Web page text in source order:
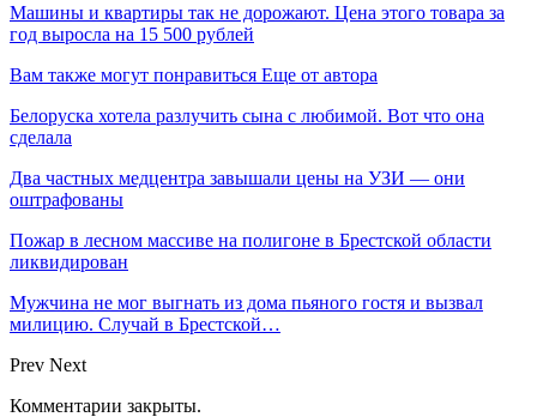
Машины и квартиры так не дорожают. Цена этого товара за
год выросла на 15 500 рублей
Вам также могут понравиться Еще от автора
Белоруска хотела разлучить сына с любимой. Вот что она
сделала
Два частных медцентра завышали цены на УЗИ — они
оштрафованы
Пожар в лесном массиве на полигоне в Брестской области
ликвидирован
Мужчина не мог выгнать из дома пьяного гостя и вызвал
милицию. Случай в Брестской…
Prev Next
Комментарии закрыты.